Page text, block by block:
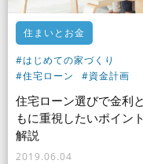
住まいとお金
#はじめての家づくり
#住宅ローン
#資金計画
住宅ローン選びで金利
もに重視したいポイン
解説
2019.06.04